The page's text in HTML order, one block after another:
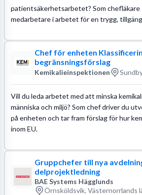
patientsäkerhetsarbetet? Som
medarbetare i arbetet för en trygg,
Chef för enheten
begränsningsförslag
Kemikalieinspektionen
Vill du leda arbetet med att minska
människa och miljö? Som chef driver du
på enheten och tar fram förslag för hur
inom EU.
Gruppchefer till nya
delprojektledning
BAE Systems Hägglunds
Örnsköldsvik, Västernorrlands